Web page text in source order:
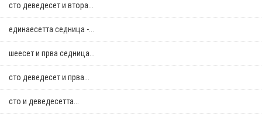
сто деведесет и втора...
единаесетта седница -...
шеесет и прва седница...
сто деведесет и прва...
сто и деведесетта...